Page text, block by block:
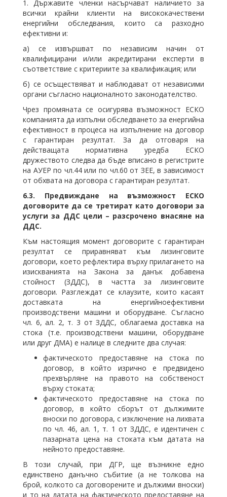
1. Държавите членки насърчават наличието за
всички крайни клиенти на висококачествени
енергийни обследвания, които са разходно
ефективни и:
а) се извършват по независим начин от
квалифицирани и/или акредитирани експерти в
съответствие с критериите за квалификация; или
б) се осъществяват и наблюдават от независими
органи съгласно националното законодателство.
Чрез промяната се осигурява възможност ЕСКО
компанията да изпълни обследването за енергийна
ефективност в процеса на изпълнение на договор
с гарантиран резултат. За да отговаря на
действащата нормативна уредба ЕСКО
дружеството следва да бъде вписано в регистрите
на АУЕР по чл.44 или по чл.60 от ЗЕЕ, в зависимост
от обхвата на договора с гарантиран резултат.
6.3. Предвиждане на възможност ЕСКО
договорите да се третират като договори за
услуги за ДДС цели – разсрочено внасяне на
ДДС.
Към настоящия момент договорите с гарантиран
резултат се приравняват към лизинговите
договори, което рефлектира върху прилагането на
изискванията на Закона за данък добавена
стойност (ЗДДС), в частта за лизинговите
договори. Разглеждат се клаузите, които касаят
доставката на енергийноефективни
производствени машини и оборудване. Съгласно
чл. 6, ал. 2, т. 3 от ЗДДС, облагаема доставка на
стока (т.е. производствени машини, оборудване
или друг ДМА) е налице в следните два случая:
фактическото предоставяне на стока по
договор, в който изрично е предвидено
прехвърляне на правото на собственост
върху стоката;
фактическото предоставяне на стока по
договор, в който сборът от дължимите
вноски по договора, с изключение на лихвата
по чл. 46, ал. 1, т. 1 от ЗДДС, е идентичен с
пазарната цена на стоката към датата на
нейното предоставяне.
В този случай, при ДГР, ще възникне едно
единствено данъчно събитие (а не толкова на
брой, колкото са договорените и дължими вноски)
и то на датата на фактическото предоставяне на